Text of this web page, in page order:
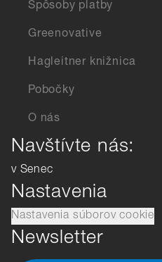
Spôsoby platby
Greenovative
Hagleitner knižnica
Pobočky
O nás
Navštívte nás:
v Senec
Nastavenia
Nastavenia súborov cookie
Newsletter